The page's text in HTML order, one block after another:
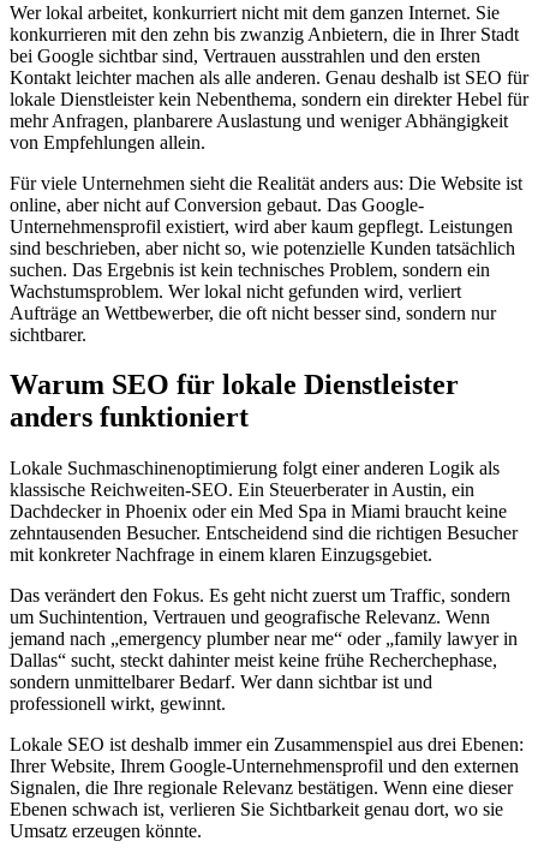
Wer lokal arbeitet, konkurriert nicht mit dem ganzen Internet. Sie
konkurrieren mit den zehn bis zwanzig Anbietern, die in Ihrer Stadt
bei Google sichtbar sind, Vertrauen ausstrahlen und den ersten
Kontakt leichter machen als alle anderen. Genau deshalb ist SEO für
lokale Dienstleister kein Nebenthema, sondern ein direkter Hebel für
mehr Anfragen, planbarere Auslastung und weniger Abhängigkeit
von Empfehlungen allein.
Für viele Unternehmen sieht die Realität anders aus: Die Website ist
online, aber nicht auf Conversion gebaut. Das Google-
Unternehmensprofil existiert, wird aber kaum gepflegt. Leistungen
sind beschrieben, aber nicht so, wie potenzielle Kunden tatsächlich
suchen. Das Ergebnis ist kein technisches Problem, sondern ein
Wachstumsproblem. Wer lokal nicht gefunden wird, verliert
Aufträge an Wettbewerber, die oft nicht besser sind, sondern nur
sichtbarer.
Warum SEO für lokale Dienstleister
anders funktioniert
Lokale Suchmaschinenoptimierung folgt einer anderen Logik als
klassische Reichweiten-SEO. Ein Steuerberater in Austin, ein
Dachdecker in Phoenix oder ein Med Spa in Miami braucht keine
zehntausenden Besucher. Entscheidend sind die richtigen Besucher
mit konkreter Nachfrage in einem klaren Einzugsgebiet.
Das verändert den Fokus. Es geht nicht zuerst um Traffic, sondern
um Suchintention, Vertrauen und geografische Relevanz. Wenn
jemand nach „emergency plumber near me“ oder „family lawyer in
Dallas“ sucht, steckt dahinter meist keine frühe Recherchephase,
sondern unmittelbarer Bedarf. Wer dann sichtbar ist und
professionell wirkt, gewinnt.
Lokale SEO ist deshalb immer ein Zusammenspiel aus drei Ebenen:
Ihrer Website, Ihrem Google-Unternehmensprofil und den externen
Signalen, die Ihre regionale Relevanz bestätigen. Wenn eine dieser
Ebenen schwach ist, verlieren Sie Sichtbarkeit genau dort, wo sie
Umsatz erzeugen könnte.